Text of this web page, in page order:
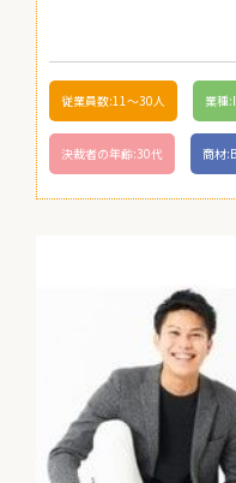
従業員数:11〜30人 業種
決裁者の年齢:30代 商材